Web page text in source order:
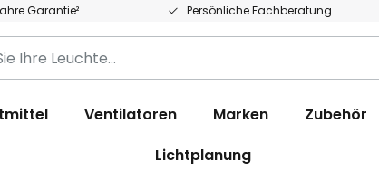
Garantie² Persönliche Fachberatung
Ventilatoren Marken Zubehör
Lichtplanung